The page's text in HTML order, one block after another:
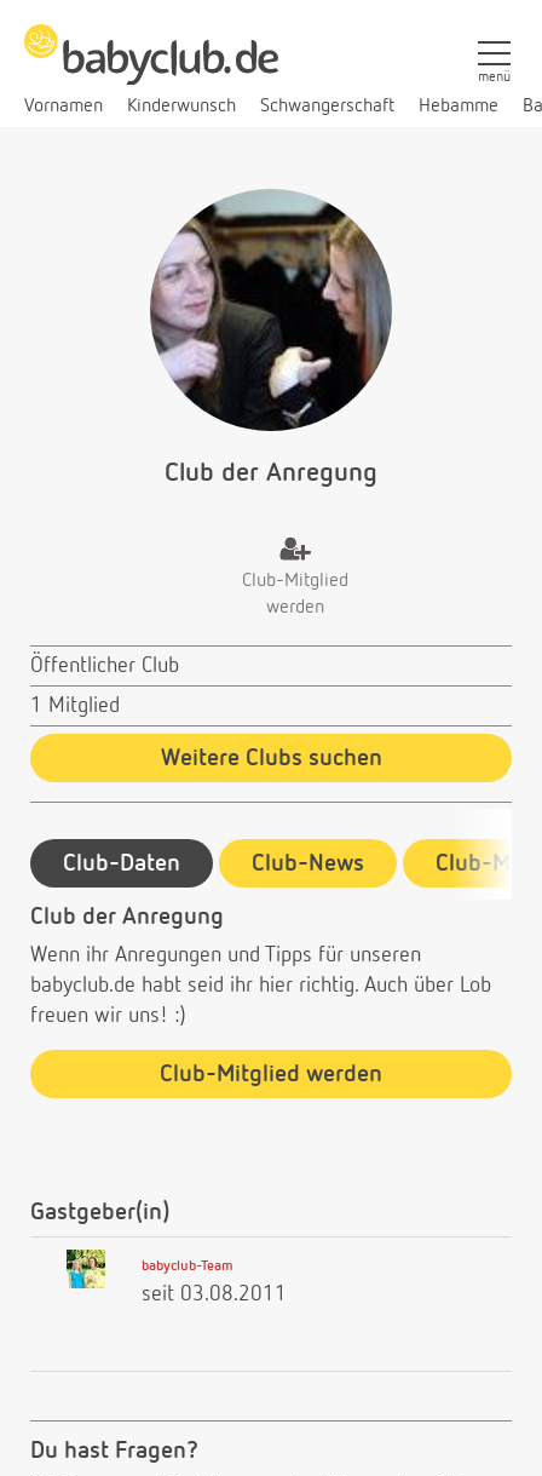
Vornamen Kinderwunsch Schwangerschaft Hebamme
menü
Club der Anregung
Club-Mitglied
werden
Öffentlicher Club
1 Mitglied
Weitere Clubs suchen
Club-Daten Club-News Club-
Club der Anregung
Wenn ihr Anregungen und Tipps für unseren
babyclub.de habt seid ihr hier richtig. Auch über Lob
freuen wir uns! :)
Club-Mitglied werden
Gastgeber(in)
babyclub-Team
seit 03.08.2011
Du hast Fragen?